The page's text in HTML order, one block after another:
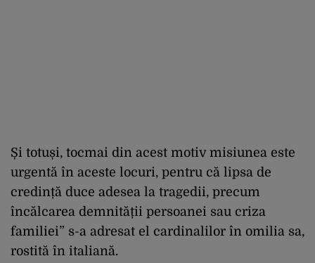
Și totuși, tocmai din acest motiv misiunea este
urgentă în aceste locuri, pentru că lipsa de
credință duce adesea la tragedii, precum
încălcarea demnității persoanei sau criza
familiei” s-a adresat el cardinalilor în omilia sa,
rostită în italiană.